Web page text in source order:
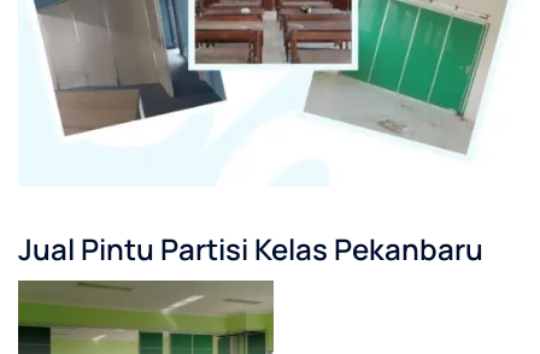
Jual Pintu Partisi Kelas Pekanbaru